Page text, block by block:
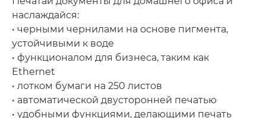
наслаждайся:
• черными чернилами на основе пигмента,
устойчивыми к воде
• функционалом для бизнеса, таким как
Ethernet
• лотком бумаги на 250 листов
• автоматической двусторонней печатью
• удобными функциями, делающими печать